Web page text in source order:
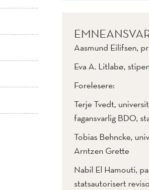
Aasmund Eilifsen,
Eva A. Litlabø,
Forelesere:
Terje Tvedt,
fagansvarlig BDO,
Tobias Behncke,
Arntzen Grette
Nabil El Hamouti,
statsautorisert